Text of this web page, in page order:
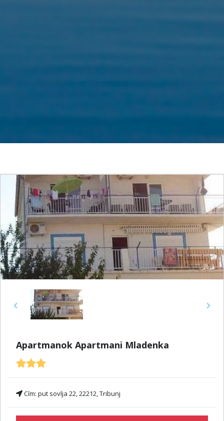
Previous Next
Apartmanok Apartmani Mladenka
Cím: put sovlja 22, 22212, Tribunj